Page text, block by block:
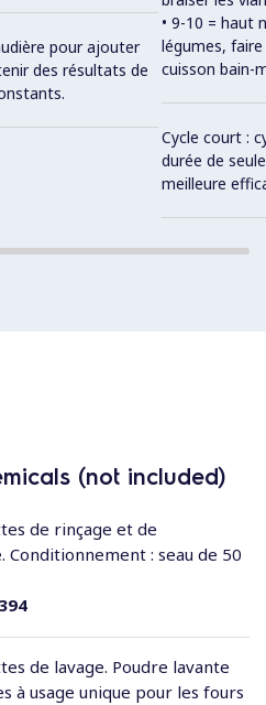
pour ajouter
des résultats de
• 9-10 = haut
légumes,
cuisson bain-
Cycle court :
durée de
meilleure
(not included)
de rinçage et de
Conditionnement : seau de 50
de lavage. Poudre lavante
à usage unique pour les fours